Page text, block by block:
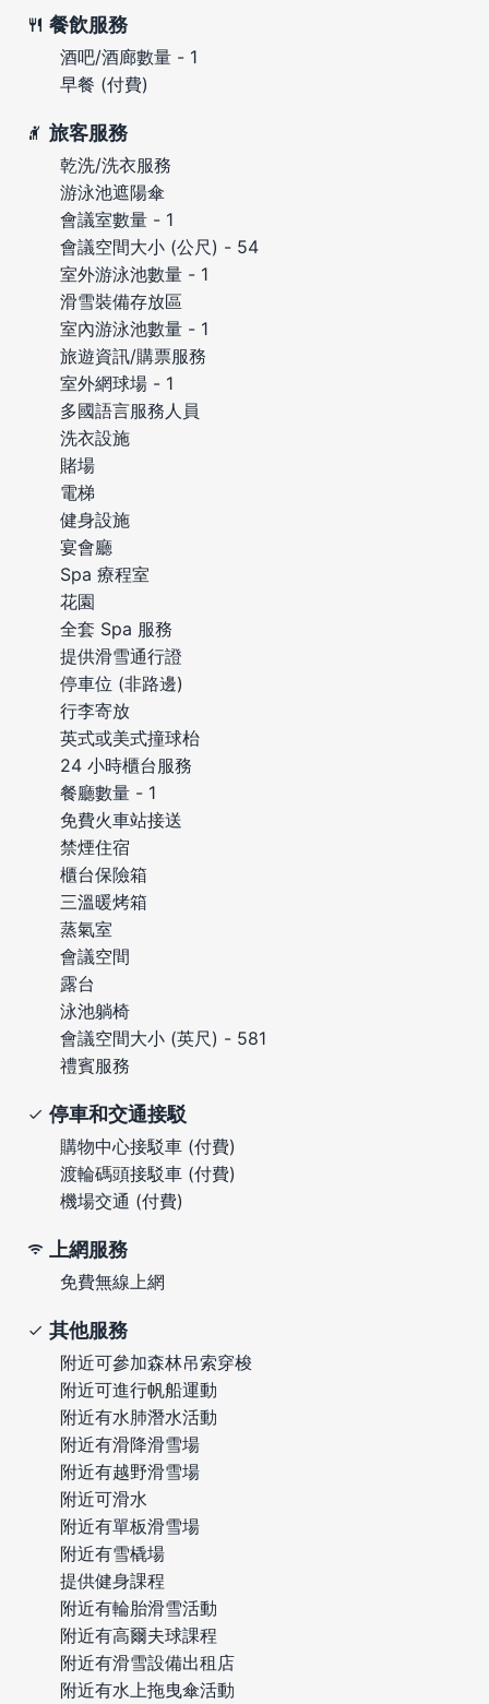
餐飲服務
酒吧/酒廊數量 - 1
早餐 (付費)
旅客服務
乾洗/洗衣服務
游泳池遮陽傘
會議室數量 - 1
會議空間大小 (公尺) - 54
室外游泳池數量 - 1
滑雪裝備存放區
室內游泳池數量 - 1
旅遊資訊/購票服務
室外網球場 - 1
多國語言服務人員
洗衣設施
賭場
電梯
健身設施
宴會廳
Spa 療程室
花園
全套 Spa 服務
提供滑雪通行證
停車位 (非路邊)
行李寄放
英式或美式撞球枱
24 小時櫃台服務
餐廳數量 - 1
免費火車站接送
禁煙住宿
櫃台保險箱
三溫暖烤箱
蒸氣室
會議空間
露台
泳池躺椅
會議空間大小 (英尺) - 581
禮賓服務
停車和交通接駁
購物中心接駁車 (付費)
渡輪碼頭接駁車 (付費)
機場交通 (付費)
上網服務
免費無線上網
其他服務
附近可參加森林吊索穿梭
附近可進行帆船運動
附近有水肺潛水活動
附近有滑降滑雪場
附近有越野滑雪場
附近可滑水
附近有單板滑雪場
附近有雪橇場
提供健身課程
附近有輪胎滑雪活動
附近有高爾夫球課程
附近有滑雪設備出租店
附近有水上拖曳傘活動